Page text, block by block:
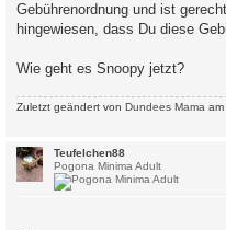
Gebührenordnung und ist
hingewiesen, dass Du diese
Wie geht es Snoopy jetzt?
Zuletzt geändert von Dundees Mama
Teufelchen88
Pogona Minima Adult